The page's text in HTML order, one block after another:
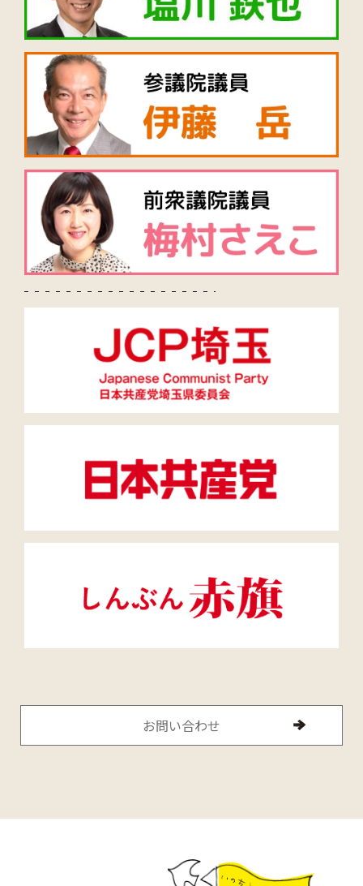
お問い合わせ